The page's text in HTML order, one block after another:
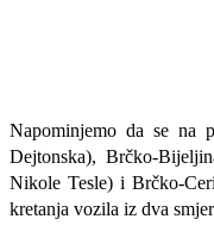
Napominjemo da se na
Dejtonska), Brčko-
Nikole Tesle) i Brčko-
kretanja vozila iz dva